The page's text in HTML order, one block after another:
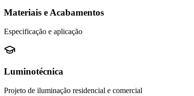
Materiais e Acabamentos
Especificação e aplicação
Luminotécnica
Projeto de iluminação residencial e comercial